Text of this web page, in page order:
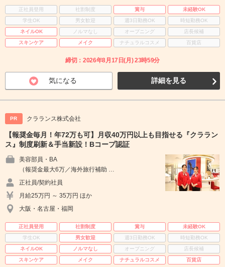
正社員登用 社割制度 賞与
未経験OK
学生OK
男女歓迎 週3日勤務OK
時短勤務OK
ネイルOK
ノルマなし オープニング
店長候補
スキンケア
メイク ナチュラルコスメ 百貨店
締切：2026年8月17日(月) 23時59分
気になる 詳細を見る
PR クラランス株式会社
【報奨金毎月！年72万も可】月収40万円以上も目指せる『クララン
ス』制度刷新＆手当新設！Bコープ認証
美容部員・BA
（報奨金最大6万／海外旅行補助 …
正社員/契約社員
月給25万円 ～ 35万円 ほか
大阪・名古屋・福岡
正社員登用 社割制度 賞与
未経験OK
学生OK
男女歓迎 週3日勤務OK
時短勤務OK
ネイルOK
ノルマなし オープニング
店長候補
スキンケア
メイク ナチュラルコスメ 百貨店